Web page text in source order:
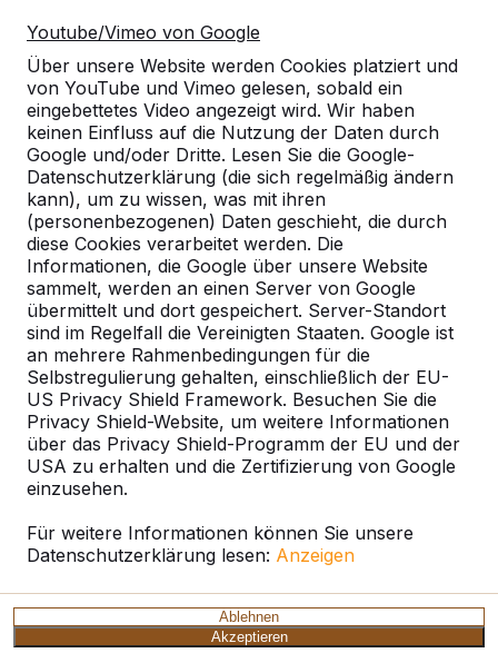
Youtube/Vimeo von Google
Über unsere Website werden Cookies platziert und
von YouTube und Vimeo gelesen, sobald ein
eingebettetes Video angezeigt wird. Wir haben
keinen Einfluss auf die Nutzung der Daten durch
Google und/oder Dritte. Lesen Sie die Google-
Datenschutzerklärung (die sich regelmäßig ändern
kann), um zu wissen, was mit ihren
(personenbezogenen) Daten geschieht, die durch
diese Cookies verarbeitet werden. Die
Informationen, die Google über unsere Website
sammelt, werden an einen Server von Google
übermittelt und dort gespeichert. Server-Standort
sind im Regelfall die Vereinigten Staaten. Google ist
an mehrere Rahmenbedingungen für die
Selbstregulierung gehalten, einschließlich der EU-
US Privacy Shield Framework. Besuchen Sie die
Privacy Shield-Website, um weitere Informationen
über das Privacy Shield-Programm der EU und der
USA zu erhalten und die Zertifizierung von Google
einzusehen.
Für weitere Informationen können Sie unsere
Datenschutzerklärung lesen: Anzeigen
Ablehnen
Akzeptieren
Referenzen
Unsere Produkte finden Sie in ganz Europa
und darüber hinaus. Sehen Sie hier, wo Sie
ein HeBlad-Produkt in Ihrer Nähe finden.
Produkt
Alles anzeigen
Kategorie
Alles anzeigen
Ort oder Postleitzahl suchen
Zie ook
Wittenberge